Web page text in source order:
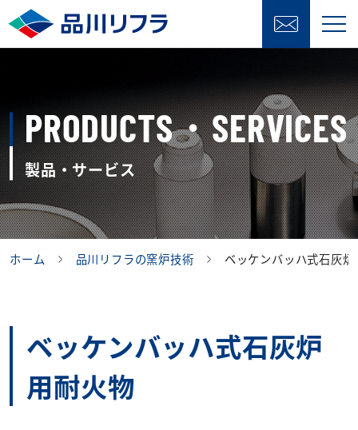
PRODUCTS・SERVICES
製品・サービス
ホーム 品川リフラの窯炉技術 ベッケンバッハ式石灰
ベッケンバッハ式石灰炉
用耐火物